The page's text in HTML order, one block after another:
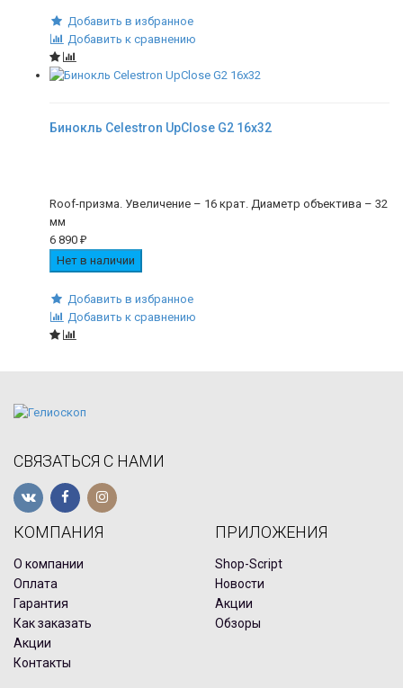
Добавить в избранное
Добавить к сравнению
Бинокль Celestron UpClose G2 16x32
Roof-призма. Увеличение – 16 крат. Диаметр объектива – 32
мм
6 890 ₽
Нет в наличии
Добавить в избранное
Добавить к сравнению
СВЯЗАТЬСЯ С НАМИ
КОМПАНИЯ
О компании
Оплата
Гарантия
Как заказать
Акции
Контакты
ПРИЛОЖЕНИЯ
Shop-Script
Новости
Акции
Обзоры